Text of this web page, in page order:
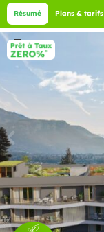
Résumé Plans & tarifs
3